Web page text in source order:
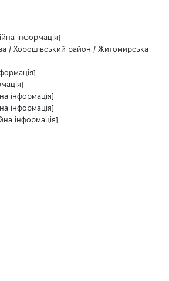
інформація]
/ Хорошівський район / Житомирська
інформація]
інформація]
інформація]